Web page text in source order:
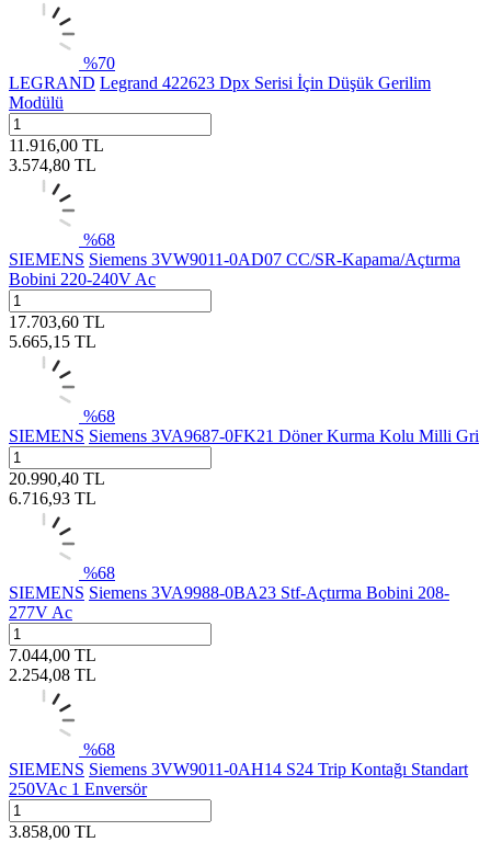
%70
LEGRAND Legrand 422623 Dpx Serisi İçin Düşük Gerilim
Modülü
11.916,00 TL
3.574,80 TL
%68
SIEMENS Siemens 3VW9011-0AD07 CC/SR-Kapama/Açtırma
Bobini 220-240V Ac
17.703,60 TL
5.665,15 TL
%68
SIEMENS Siemens 3VA9687-0FK21 Döner Kurma Kolu Milli Gri
20.990,40 TL
6.716,93 TL
%68
SIEMENS Siemens 3VA9988-0BA23 Stf-Açtırma Bobini 208-
277V Ac
7.044,00 TL
2.254,08 TL
%68
SIEMENS Siemens 3VW9011-0AH14 S24 Trip Kontağı Standart
250VAc 1 Enversör
3.858,00 TL